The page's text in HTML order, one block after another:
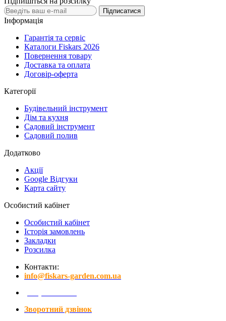
Підписатися
Інформація
Гарантія та сервіс
Каталоги Fiskars 2026
Повернення товару
Доставка та оплата
Договір-оферта
Категорії
Будівельний інструмент
Дім та кухня
Садовий інструмент
Садовий полив
Додатково
Акції
Google Відгуки
Карта сайту
Особистий кабінет
Особистий кабінет
Історія замовлень
Закладки
Розсилка
Контакти:
info@fiskars-garden.com.ua
Зворотний дзвінок